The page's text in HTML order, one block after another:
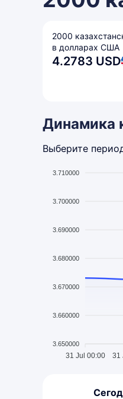
2000
в долларах США
4.2783 USD
Динамика
Выберите
3.710000
3.700000
3.690000
3.680000
3.670000
3.660000
3.650000
31 Jul 00:00 31